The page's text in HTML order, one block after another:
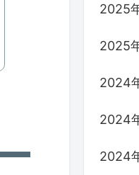
2025
2025
2024
2024
2024